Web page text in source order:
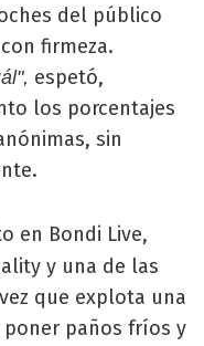
del público
firmeza.
espetó,
los porcentajes
sin
en Bondi Live,
y una de las
que explota una
paños fríos y